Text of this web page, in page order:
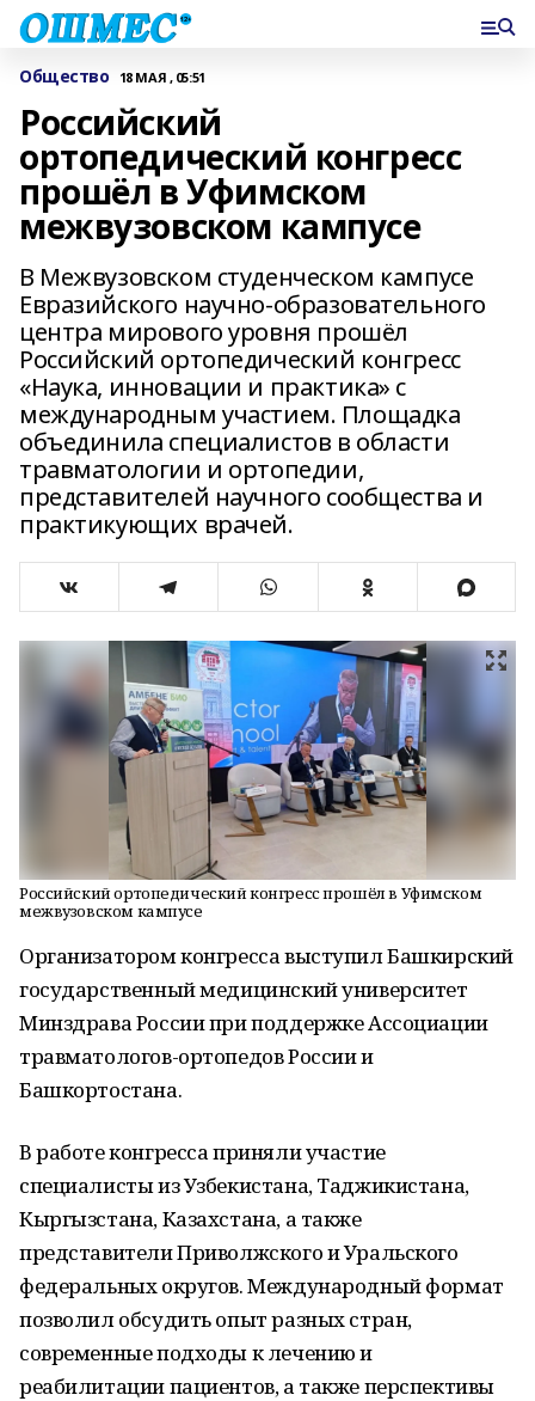
Общество 18 МАЯ , 05:51
Российский
ортопедический конгресс
прошёл в Уфимском
межвузовском кампусе
В Межвузовском студенческом кампусе
Евразийского научно-образовательного
центра мирового уровня прошёл
Российский ортопедический конгресс
«Наука, инновации и практика» с
международным участием. Площадка
объединила специалистов в области
травматологии и ортопедии,
представителей научного сообщества и
практикующих врачей.
Российский ортопедический конгресс прошёл в Уфимском
межвузовском кампусе
Организатором конгресса выступил Башкирский
государственный медицинский университет
Минздрава России при поддержке Ассоциации
травматологов-ортопедов России и
Башкортостана.
В работе конгресса приняли участие
специалисты из Узбекистана, Таджикистана,
Кыргызстана, Казахстана, а также
представители Приволжского и Уральского
федеральных округов. Международный формат
позволил обсудить опыт разных стран,
современные подходы к лечению и
реабилитации пациентов, а также перспективы